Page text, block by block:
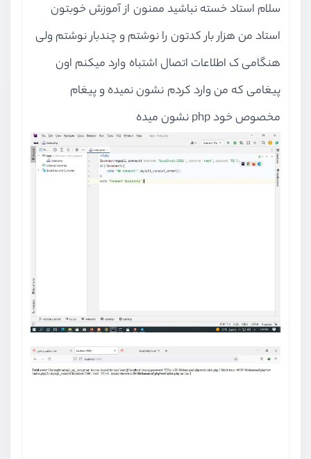
سلام استاد خسته نباشید ممنون از آموزش خوبتون
استاد من هزار بار کدتون را نوشتم و چندبار نوشتم ولی
هنگامی ک اطلاعات اتصال اشتباه وارد میکنم اون
پیغامی که من وارد کردم نشون نمیده و پیغام
مخصوص خود php نشون میده